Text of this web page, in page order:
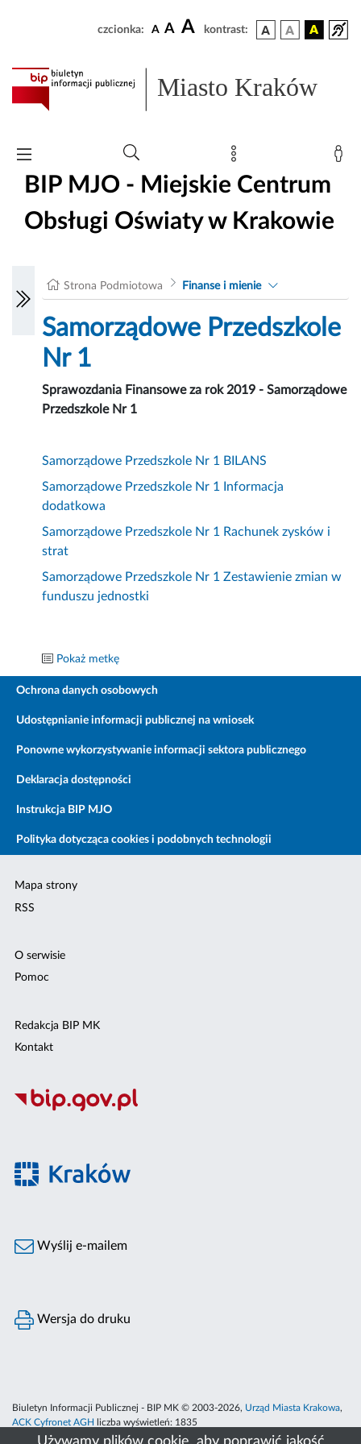
czcionka: A A A kontrast:
Miasto Kraków
BIP MJO - Miejskie Centrum
Obsługi Oświaty w Krakowie
Strona Podmiotowa Finanse i mienie
Samorządowe Przedszkole
Nr 1
Sprawozdania Finansowe za rok 2019 - Samorządowe
Przedszkole Nr 1
Samorządowe Przedszkole Nr 1 BILANS
Samorządowe Przedszkole Nr 1 Informacja
dodatkowa
Samorządowe Przedszkole Nr 1 Rachunek zysków i
strat
Samorządowe Przedszkole Nr 1 Zestawienie zmian w
funduszu jednostki
Pokaż metkę
Ochrona danych osobowych
Udostępnianie informacji publicznej na wniosek
Ponowne wykorzystywanie informacji sektora publicznego
Deklaracja dostępności
Instrukcja BIP MJO
Polityka dotycząca cookies i podobnych technologii
Mapa strony
RSS
O serwisie
Pomoc
Redakcja BIP MK
Kontakt
Wyślij e-mailem
Wersja do druku
Biuletyn Informacji Publicznej - BIP MK © 2003-2026, Urząd Miasta Krakowa,
ACK Cyfronet AGH
liczba wyświetleń: 1835